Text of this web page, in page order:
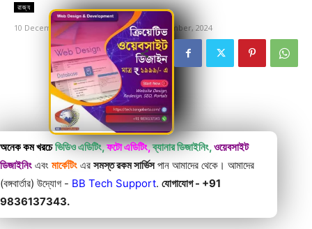
রাজ্য
10 December, 2024 Updated: 10 December, 2024
অনেক কম খরচে ভিডিও এডিটিং,ফটো এডিটিং,ব্যানার ডিজাইনিং,ওয়েবসাইট
ডিজাইনিং এবং মার্কেটিং এর সমস্ত রকম সার্ভিসপান আমাদের থেকে। আমাদের
(বঙ্গবার্তার) উদ্যোগ - BB Tech Support. যোগাযোগ - +91
9836137343.